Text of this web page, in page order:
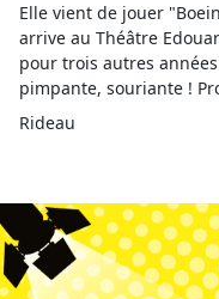
Elle vient de jouer
arrive au Théâtre
pour trois autres
pimpante, souriante !
Rideau